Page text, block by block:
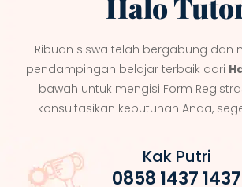
Halo
Ribuan siswa telah bergabung dan
pendampingan belajar terbaik dari
bawah untuk mengisi Form
konsultasikan kebutuhan Anda,
Kak Putri
0858 1437 1437